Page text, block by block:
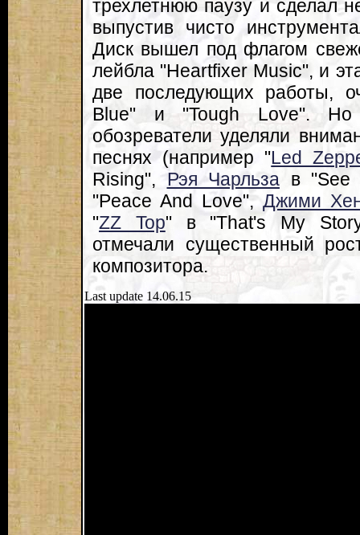
трехлетнюю паузу и сделал
выпустив чисто
Диск вышел под флагом
лейбла "Heartfixer Music", и
две последующих работы,
Blue" и "Tough Love".
обозреватели уделяли
песнях (например "Led
Rising", Рэя Чарльза в
"Peace And Love", Джими
"ZZ Top" в "That's My
отмечали существенный
композитора.
Last update 14.06.15